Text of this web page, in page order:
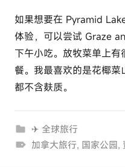
如果想要在 Pyramid
体验，可以尝试 Graze
下午小吃。放牧菜单上
餐。我最喜欢的是花椰
都不含麸质。
✈ 全球旅行
加拿大旅行, 国家公园,